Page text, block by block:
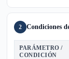
2 Condiciones
PARÁMETRO /
CONDICIÓN